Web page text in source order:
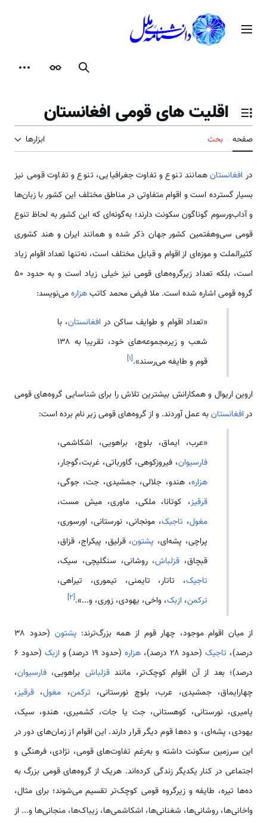
محتوامنوی اصلی
جستجوظاهر
تغییر وضعیت فهرست محتویات
اقلیت های قومی افغانستان
صفحه بحث ابزارها
در افغانستانهمانند تنوع و تفاوت جغرافیایی، تنوع و تفاوت قومی نیز
بسیار گسترده است و اقوام متفاوتی در مناطق مختلف این کشور با زبان‌ها
و آداب‌ورسوم گوناگون سکونت دارند؛ به‌گونه‌ای که این کشور به لحاظ تنوع
قومی سی‌وهفتمین کشور جهان ذکر شده و همانند ایران و هند کشوری
کثیرالملت و موزه‌ای از اقوام و قبایل مختلف است، نه‌تنها تعداد اقوام زیاد
است، بلکه تعداد زیرگروه‌های قومی نیز خیلی زیاد است و به حدود ۵۰
گروه قومی اشاره شده است. ملا فیض محمد کاتبهزارهمی‌نویسد:
«تعداد اقوام و طوایف ساکن در افغانستان، با
شعب و زیرمجموعه‌های خود، تقریبا به ۱۳۸
قوم و طایفه می‌رسند».[۱]
اروین اریوال و همکارانش بیشترین تلاش را برای شناسایی گروه‌های قومی
درافغانستانبه عمل آوردند. و از گروه‌های قومی زیر نام برده است:
«عرب، ایماق، بلوچ، براهویی، اشکاشمی،
فارسیوان، فیروزکوهی، گاورباتی، غربت،گوجار،
هزاره، هندو، جلالی، جمشیدی، جت، جوگی،
قرقیز، کوتانا، ملکی، ماوری، میش مست،
مغول، تاجیک، مونجانی، نورستانی، اورسوری،
پراچی، پشه‌ای، پشتون، قرلیق، پیکراج، قزاق،
قبچاق، قزلباش، روشانی، سنگلیچی، سیک،
تاجیک، تاتار، تایمنی، تیموری، تیراهی،
ترکمن، ازبک، واخی، یهودی، زوری، و...».[۲]
از میان اقوام موجود، چهار قوم از همه بزرگ‌ترند: پشتون
(حدود ۳۸
درصد)، تاجیک(حدود ۲۸ درصد)، هزاره (حدود ۱۹ درصد) و ازبک
(حدود ۶
درصد)؛ بعد از آن اقوام کوچک‌تر، مانندقزلباش براهویی، فارسیوان،
چهارایماق، جمشیدی، عرب، بلوچ نورستانی، ترکمن، مغول، قرقیز،
پامیری، نورستانی، کوهستانی، جت یا جات، کشمیری، هندو، سیک،
یهودی، پشه‌ای، و ده‌ها قوم دیگر قرار دارند. این اقوام از زمان‌های دور در
این سرزمین سکونت داشته و به‌رغم تفاوت‌های قومی، نژادی، فرهنگی و
اجتماعی در کنار یکدیگر زندگی کرده‌اند. هریک از گروه‌های قومی بزرگ به
ده‌ها تیره، طایفه و زیرگروه قومی کوچک‌تر تقسیم می‌شوند؛ برای مثال،
واخانی‌ها، روشانی‌ها، شغنانی‌ها، اشکاشمی‌ها، زیباک‌ها، منجانی‌ها و... از